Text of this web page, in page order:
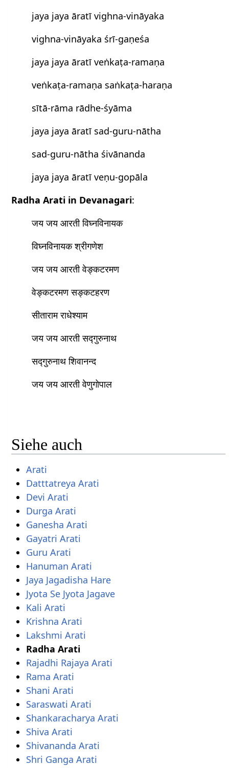
jaya jaya āratī vighna-vināyaka
vighna-vināyaka śrī-gaṇeśa
jaya jaya āratī veṅkaṭa-ramaṇa
veṅkaṭa-ramaṇa saṅkaṭa-haraṇa
sītā-rāma rādhe-śyāma
jaya jaya āratī sad-guru-nātha
sad-guru-nātha śivānanda
jaya jaya āratī veṇu-gopāla
Radha Arati in Devanagari:
जय जय आरती विघ्नविनायक
विघ्नविनायक श्रीगणेश
जय जय आरती वेङ्कटरमण
वेङ्कटरमण सङ्कटहरण
सीताराम राधेश्याम
जय जय आरती सद्गुरुनाथ
सद्गुरुनाथ शिवानन्द
जय जय आरती वेणुगोपाल
Siehe auch
Arati
Datttatreya Arati
Devi Arati
Durga Arati
Ganesha Arati
Gayatri Arati
Guru Arati
Hanuman Arati
Jaya Jagadisha Hare
Jyota Se Jyota Jagave
Kali Arati
Krishna Arati
Lakshmi Arati
Radha Arati
Rajadhi Rajaya Arati
Rama Arati
Shani Arati
Saraswati Arati
Shankaracharya Arati
Shiva Arati
Shivananda Arati
Shri Ganga Arati